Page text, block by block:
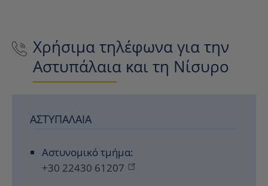
Χρήσιμα τηλέφωνα για την
Αστυπάλαια και τη Νίσυρο
ΑΣΤΥΠΆΛΑΙΑ
Αστυνομικό τμήμα:
+30 22430 61207